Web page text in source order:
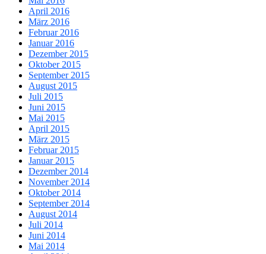
April 2016
März 2016
Februar 2016
Januar 2016
Dezember 2015
Oktober 2015
September 2015
August 2015
Juli 2015
Juni 2015
Mai 2015
April 2015
März 2015
Februar 2015
Januar 2015
Dezember 2014
November 2014
Oktober 2014
September 2014
August 2014
Juli 2014
Juni 2014
Mai 2014